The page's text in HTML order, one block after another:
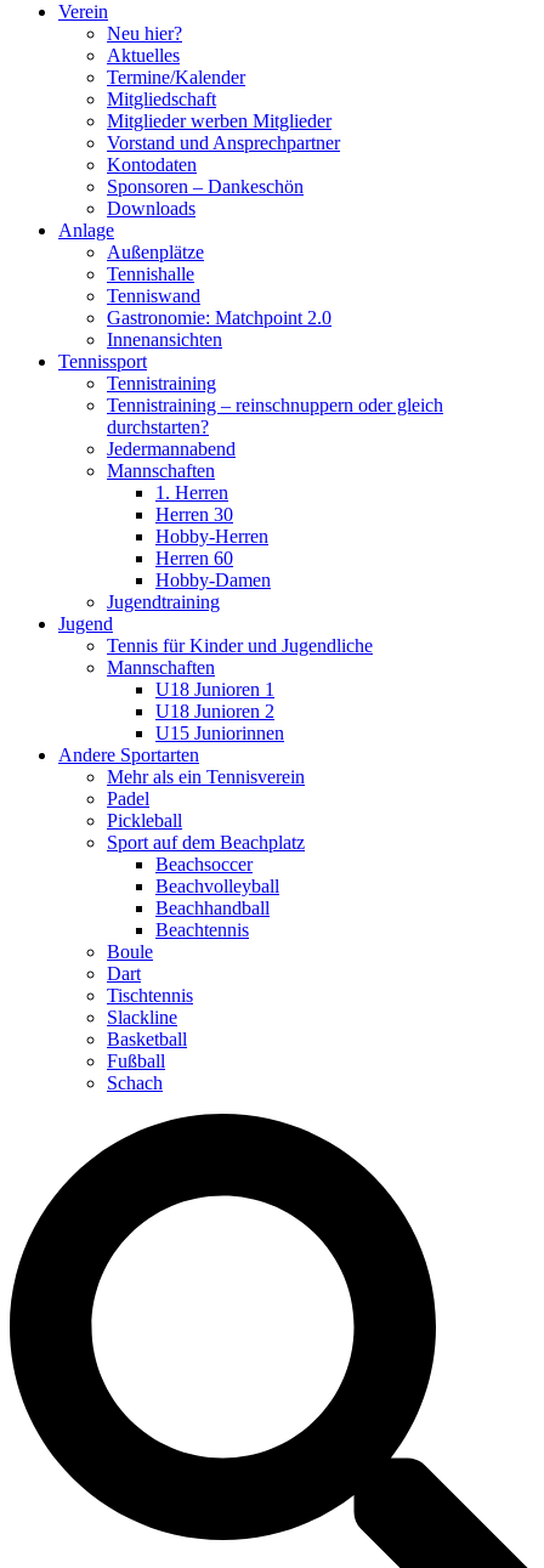
Verein
Neu hier?
Aktuelles
Termine/Kalender
Mitgliedschaft
Mitglieder werben Mitglieder
Vorstand und Ansprechpartner
Kontodaten
Sponsoren – Dankeschön
Downloads
Anlage
Außenplätze
Tennishalle
Tenniswand
Gastronomie: Matchpoint 2.0
Innenansichten
Tennissport
Tennistraining
Tennistraining – reinschnuppern oder gleich
durchstarten?
Jedermannabend
Mannschaften
1. Herren
Herren 30
Hobby-Herren
Herren 60
Hobby-Damen
Jugendtraining
Jugend
Tennis für Kinder und Jugendliche
Mannschaften
U18 Junioren 1
U18 Junioren 2
U15 Juniorinnen
Andere Sportarten
Mehr als ein Tennisverein
Padel
Pickleball
Sport auf dem Beachplatz
Beachsoccer
Beachvolleyball
Beachhandball
Beachtennis
Boule
Dart
Tischtennis
Slackline
Basketball
Fußball
Schach